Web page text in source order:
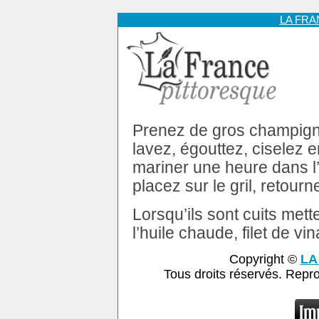
LA
Prenez de gros
lavez, égouttez, ciselez
mariner une heure dans
placez sur le gril,
Lorsqu’ils sont cuits
l’huile chaude, filet de
Copyright ©
Tous droits réservés.